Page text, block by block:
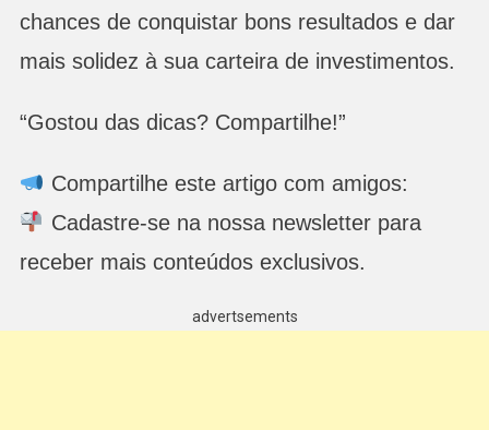
chances de conquistar bons resultados e dar
mais solidez à sua carteira de investimentos.
“Gostou das dicas? Compartilhe!”
Compartilhe este artigo com amigos:
Cadastre-se na nossa newsletter para
receber mais conteúdos exclusivos.
advertsements